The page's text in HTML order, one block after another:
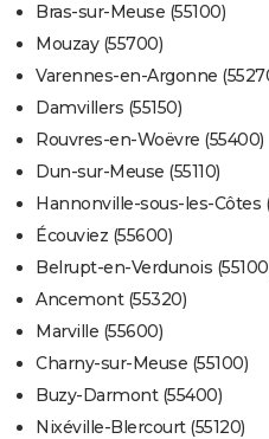
Bras-sur-Meuse (55100)
Mouzay (55700)
Varennes-en-Argonne
Damvillers (55150)
Rouvres-en-Woëvre (55400)
Dun-sur-Meuse (55110)
Hannonville-sous-les-Côtes
Écouviez (55600)
Belrupt-en-Verdunois
Ancemont (55320)
Marville (55600)
Charny-sur-Meuse (55100)
Buzy-Darmont (55400)
Nixéville-Blercourt (55120)